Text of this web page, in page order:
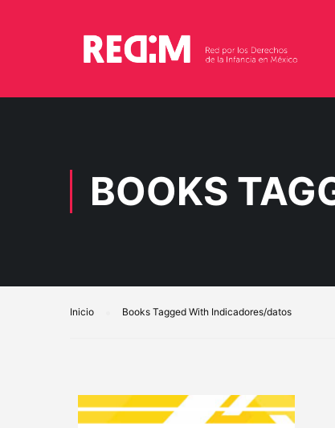
BOOKS
Inicio Books Tagged With Indicadores/datos